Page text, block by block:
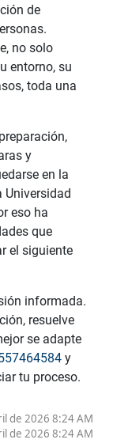
de
no solo
entorno, su
toda una
y
en la
eso ha
que
el siguiente
informada.
resuelve
se adapte
y
tu proceso.
de 2026 8:24 AM
de 2026 8:24 AM